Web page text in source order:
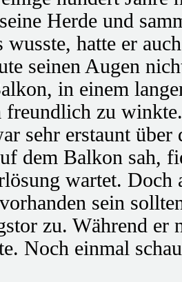
Herde und
wusste, hatte er
seinen Augen
in einem
freundlich zu
sehr erstaunt
dem Balkon sah,
wartet. Doch
sein
zu. Während er
Noch einmal